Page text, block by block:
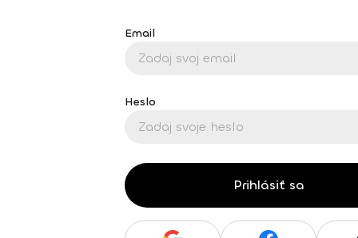
Email
Heslo
Prihlásiť sa